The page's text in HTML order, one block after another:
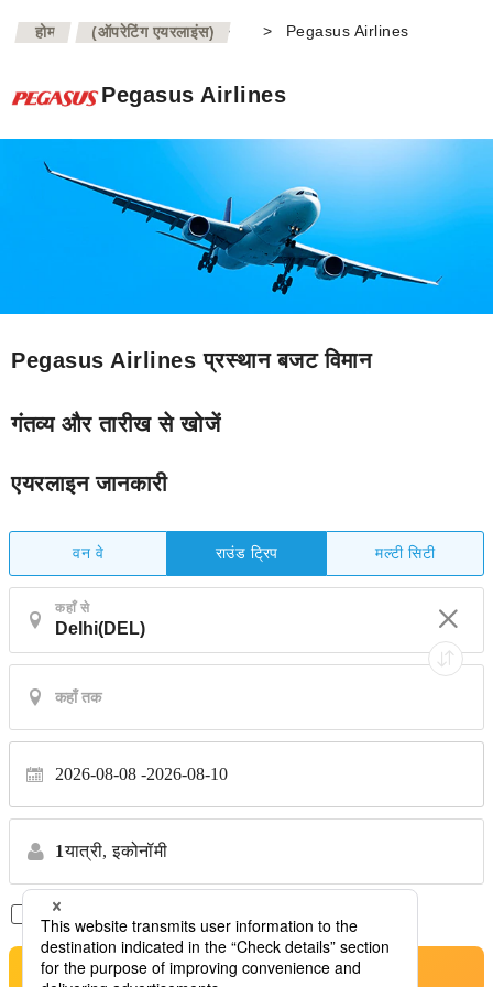
होम >
(ऑपरेटिंग एयरलाइंस) > Pegasus Airlines
Pegasus Airlines
Pegasus Airlines प्रस्थान बजट विमान
गंतव्य और तारीख से खोजें
एयरलाइन जानकारी
वन वे राउंड ट्रिप मल्टी सिटी
कहाँ से
2026-08-08 2026-08-10
1यात्री, इकोनॉमी
सिर्फ़ डायरेक्ट फ़्लाइट *कोई स्थानांतरण नहीं
खोजें